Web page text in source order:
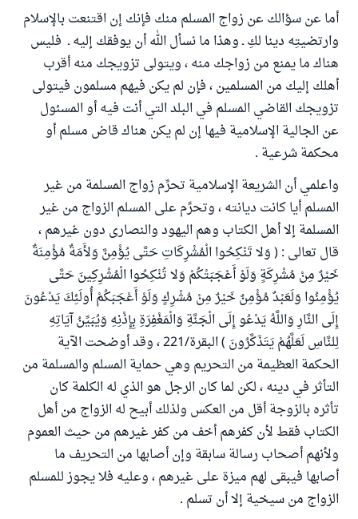
أما عن سؤالك عن زواج المسلم منك فإنك إن اقتنعت بالإسلام
وارتضيتِه دينا لكِ ـ وهذا ما نسأل الله أن يوفقك إليه ـ فليس
هناك ما يمنع من زواجك منه ، ويتولى تزويجك منه أقرب
أهلك إليك من المسلمين ، فإن لم يكن فيهم مسلمون فيتولى
تزويجك القاضي المسلم في البلد التي أنت فيه أو المسئول
عن الجالية الإسلامية فيها إن لم يكن هناك قاض مسلم أو
محكمة شرعية .
واعلمي أن الشريعة الإسلامية تحرِّم زواج المسلمة من غير
المسلم أيا كانت ديانته ، وتحرِّم على المسلم الزواج من غير
المسلمة إلا أهل الكتاب وهم اليهود والنصارى دون غيرهم ،
قال تعالى : ( وَلا تَنْكِحُوا الْمُشْرِكَاتِ حَتَّى يُؤْمِنَّ وَلأَمَةٌ مُؤْمِنَةٌ
خَيْرٌ مِنْ مُشْرِكَةٍ وَلَوْ أَعْجَبَتْكُمْ وَلا تُنْكِحُوا الْمُشْرِكِينَ حَتَّى
يُؤْمِنُوا وَلَعَبْدٌ مُؤْمِنٌ خَيْرٌ مِنْ مُشْرِكٍ وَلَوْ أَعْجَبَكُمْ أُولَئِكَ يَدْعُونَ
إِلَى النَّارِ وَاللَّهُ يَدْعُو إِلَى الْجَنَّةِ وَالْمَغْفِرَةِ بِإِذْنِهِ وَيُبَيِّنُ آيَاتِهِ
لِلنَّاسِ لَعَلَّهُمْ يَتَذَكَّرُونَ ) البقرة/221 ، وقد أوضحت الآية
الحكمة العظيمة من التحريم وهي حماية المسلم والمسلمة من
التأثر في دينه ، لكن لما كان الرجل هو الذي له الكلمة كان
تأثره بالزوجة أقل من العكس ولذلك أبيح له الزواج من أهل
الكتاب فقط لأن كفرهم أخف من كفر غيرهم من حيث العموم
ولأنهم أصحاب رسالة سابقة وإن أصابها من التحريف ما
أصابها فيبقى لهم ميزة على غيرهم ، وعليه فلا يجوز للمسلم
الزواج من سيخية إلا أن تسلم .